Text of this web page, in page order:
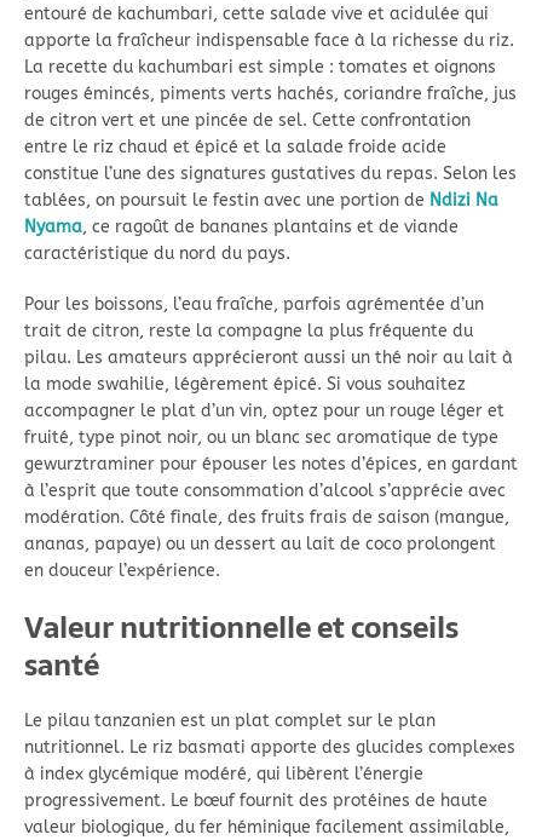
entouré de kachumbari, cette salade vive et acidulée qui
apporte la fraîcheur indispensable face à la richesse du riz.
La recette du kachumbari est simple : tomates et oignons
rouges émincés, piments verts hachés, coriandre fraîche, jus
de citron vert et une pincée de sel. Cette confrontation
entre le riz chaud et épicé et la salade froide acide
constitue l’une des signatures gustatives du repas. Selon les
tablées, on poursuit le festin avec une portion de Ndizi Na
Nyama, ce ragoût de bananes plantains et de viande
caractéristique du nord du pays.
Pour les boissons, l’eau fraîche, parfois agrémentée d’un
trait de citron, reste la compagne la plus fréquente du
pilau. Les amateurs apprécieront aussi un thé noir au lait à
la mode swahilie, légèrement épicé. Si vous souhaitez
accompagner le plat d’un vin, optez pour un rouge léger et
fruité, type pinot noir, ou un blanc sec aromatique de type
gewurztraminer pour épouser les notes d’épices, en gardant
à l’esprit que toute consommation d’alcool s’apprécie avec
modération. Côté finale, des fruits frais de saison (mangue,
ananas, papaye) ou un dessert au lait de coco prolongent
en douceur l’expérience.
Valeur nutritionnelle et conseils
santé
Le pilau tanzanien est un plat complet sur le plan
nutritionnel. Le riz basmati apporte des glucides complexes
à index glycémique modéré, qui libèrent l’énergie
progressivement. Le bœuf fournit des protéines de haute
valeur biologique, du fer héminique facilement assimilable,